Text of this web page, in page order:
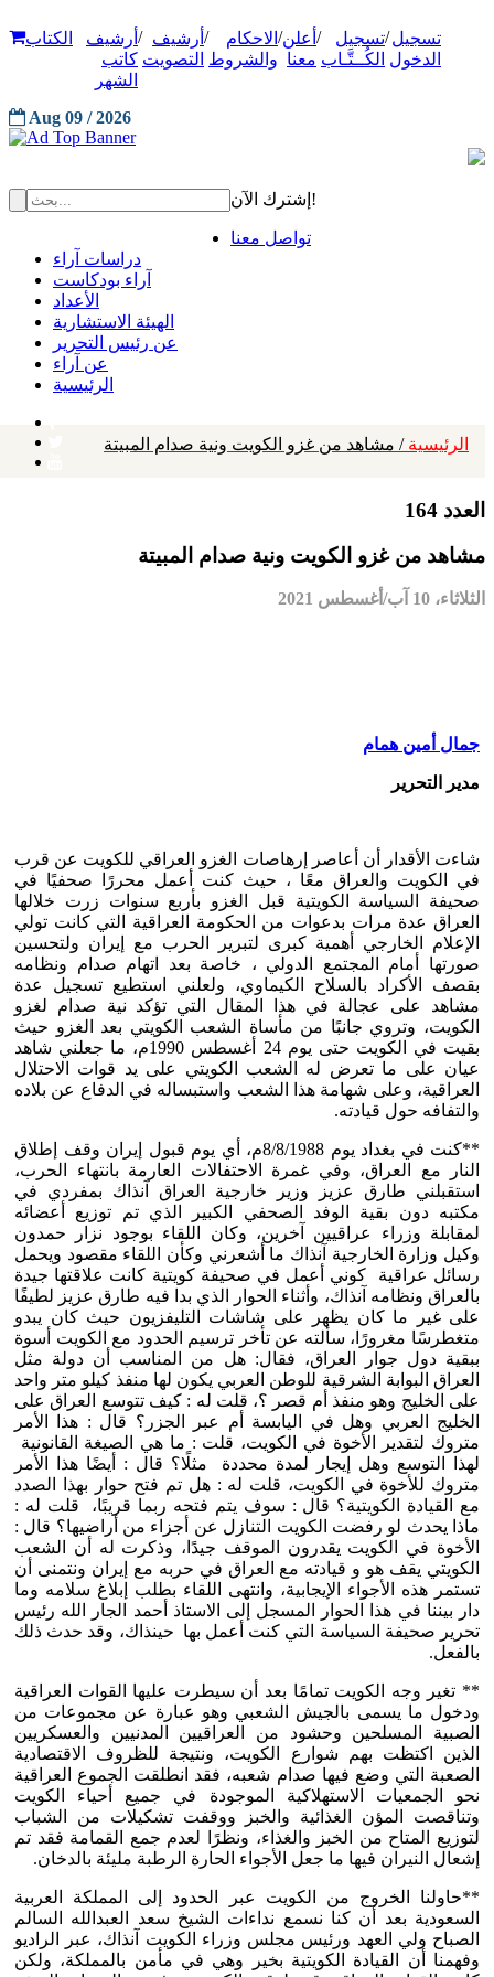
تسجيل
الدخول
/تسجيل
الكُــتَّـاب
/ أعلن
معنا
/ الاحكام
والشروط
/ أرشيف
التصويت
/ أرشيف
كاتب
الشهر
الكتاب
Aug 09 / 2026
إشترك الآن!
تواصل معنا
دراسات آراء
آراء بودكاست
الأعداد
الهيئة الاستشارية
عن رئيس التحرير
عن آراء
الرئيسية
الرئيسية / مشاهد من غزو الكويت ونية صدام المبيتة
العدد 164
مشاهد من غزو الكويت ونية صدام المبيتة
الثلاثاء، 10 آب/أغسطس 2021
جمال أمين همام
مدير التحرير
شاءت الأقدار أن أعاصر إرهاصات الغزو العراقي للكويت عن قرب
في الكويت والعراق معًا ، حيث كنت أعمل محررًا صحفيًا في
صحيفة السياسة الكويتية قبل الغزو بأربع سنوات زرت خلالها
العراق عدة مرات بدعوات من الحكومة العراقية التي كانت تولي
الإعلام الخارجي أهمية كبرى لتبرير الحرب مع إيران ولتحسين
صورتها أمام المجتمع الدولي ، خاصة بعد اتهام صدام ونظامه
بقصف الأكراد بالسلاح الكيماوي، ولعلني استطيع تسجيل عدة
مشاهد على عجالة في هذا المقال التي تؤكد نية صدام لغزو
الكويت، وتروي جانبًا من مأساة الشعب الكويتي بعد الغزو حيث
بقيت في الكويت حتى يوم 24 أغسطس 1990م، ما جعلني شاهد
عيان على ما تعرض له الشعب الكويتي على يد قوات الاحتلال
العراقية، وعلى شهامة هذا الشعب واستبساله في الدفاع عن بلاده
والتفافه حول قيادته.
**كنت في بغداد يوم 8/8/1988م، أي يوم قبول إيران وقف إطلاق
النار مع العراق، وفي غمرة الاحتفالات العارمة بانتهاء الحرب،
استقبلني طارق عزيز وزير خارجية العراق آنذاك بمفردي في
مكتبه دون بقية الوفد الصحفي الكبير الذي تم توزيع أعضائه
لمقابلة وزراء عراقيين آخرين، وكان اللقاء بوجود نزار حمدون
وكيل وزارة الخارجية آنذاك ما أشعرني وكأن اللقاء مقصود ويحمل
رسائل عراقية كوني أعمل في صحيفة كويتية كانت علاقتها جيدة
بالعراق ونظامه آنذاك، وأثناء الحوار الذي بدا فيه طارق عزيز لطيفًا
على غير ما كان يظهر على شاشات التليفزيون حيث كان يبدو
متغطرسًا مغرورًا، سألته عن تأخر ترسيم الحدود مع الكويت أسوة
ببقية دول جوار العراق، فقال: هل من المناسب أن دولة مثل
العراق البوابة الشرقية للوطن العربي يكون لها منفذ كيلو متر واحد
على الخليج وهو منفذ أم قصر ؟، قلت له : كيف تتوسع العراق على
الخليج العربي وهل في اليابسة أم عبر الجزر؟ قال : هذا الأمر
متروك لتقدير الأخوة في الكويت، قلت : ما هي الصيغة القانونية
لهذا التوسع وهل إيجار لمدة محددة مثلًا؟ قال : أيضًا هذا الأمر
متروك للأخوة في الكويت، قلت له : هل تم فتح حوار بهذا الصدد
مع القيادة الكويتية؟ قال : سوف يتم فتحه ربما قريبًا، قلت له :
ماذا يحدث لو رفضت الكويت التنازل عن أجزاء من أراضيها؟ قال :
الأخوة في الكويت يقدرون الموقف جيدًا، وذكرت له أن الشعب
الكويتي يقف هو و قيادته مع العراق في حربه مع إيران ونتمنى أن
تستمر هذه الأجواء الإيجابية، وانتهى اللقاء بطلب إبلاغ سلامه وما
دار بيننا في هذا الحوار المسجل إلى الاستاذ أحمد الجار الله رئيس
تحرير صحيفة السياسة التي كنت أعمل بها حينذاك، وقد حدث ذلك
بالفعل.
** تغير وجه الكويت تمامًا بعد أن سيطرت عليها القوات العراقية
ودخول ما يسمى بالجيش الشعبي وهو عبارة عن مجموعات من
الصبية المسلحين وحشود من العراقيين المدنيين والعسكريين
الذين اكتظت بهم شوارع الكويت، ونتيجة للظروف الاقتصادية
الصعبة التي وضع فيها صدام شعبه، فقد انطلقت الجموع العراقية
نحو الجمعيات الاستهلاكية الموجودة في جميع أحياء الكويت
وتناقصت المؤن الغذائية والخبز ووقفت تشكيلات من الشباب
لتوزيع المتاح من الخبز والغذاء، ونظرًا لعدم جمع القمامة فقد تم
إشعال النيران فيها ما جعل الأجواء الحارة الرطبة مليئة بالدخان.
**حاولنا الخروج من الكويت عبر الحدود إلى المملكة العربية
السعودية بعد أن كنا نسمع نداءات الشيخ سعد العبدالله السالم
الصباح ولي العهد ورئيس مجلس وزراء الكويت آنذاك، عبر الراديو
وفهمنا أن القيادة الكويتية بخير وهي في مأمن بالمملكة، ولكن